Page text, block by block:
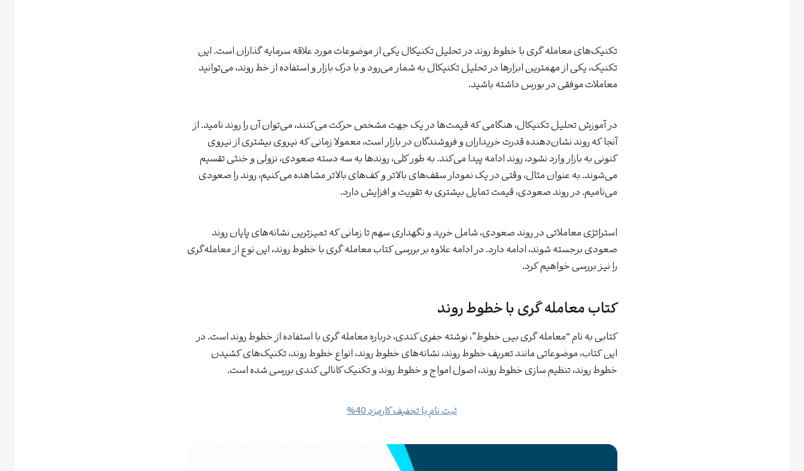
تکنیک‌های معامله گری با خطوط روند در تحلیل تکنیکال یکی از موضوعات مورد علاقه سرمایه گذاران است. این
تکنیک، یکی از مهمترین ابزارها در تحلیل تکنیکال به شمار می‌رود و با درک بازار و استفاده از خط روند، می‌توانید
معاملات موفقی در بورس داشته باشید.
در آموزش تحلیل تکنیکال، هنگامی که قیمت‌ها در یک جهت مشخص حرکت می‌کنند، می‌توان آن را روند نامید. از
آنجا که روند نشان‌دهنده قدرت خریداران و فروشندگان در بازار است، معمولا زمانی که نیروی بیشتری از نیروی
کنونی به بازار وارد نشود، روند ادامه پیدا می‌کند. به طور کلی، روندها به سه دسته صعودی، نزولی و خنثی تقسیم
می‌شوند. به عنوان مثال، وقتی در یک نمودار سقف‌های بالاتر و کف‌های بالاتر مشاهده می‌کنیم، روند را صعودی
می‌نامیم. در روند صعودی، قیمت تمایل بیشتری به تقویت و افزایش دارد.
استراتژی معاملاتی در روند صعودی، شامل خرید و نگهداری سهم تا زمانی که تمیزترین نشانه‌های پایان روند
صعودی برجسته شوند، ادامه دارد. در ادامه علاوه بر بررسی کتاب معامله گری با خطوط روند، این نوع از معامله‌گری
را نیز بررسی خواهیم کرد.
کتاب معامله گری با خطوط روند
کتابی به نام “معامله گری بین خطوط”، نوشته جفری کندی، درباره معامله گری با استفاده از خطوط روند است. در
این کتاب، موضوعاتی مانند تعریف خطوط روند، نشانه‌های خطوط روند، انواع خطوط روند، تکنیک‌های کشیدن
خطوط روند، تنظیم سازی خطوط روند، اصول امواج و خطوط روند و تکنیک کانالی کندی بررسی شده است.
ثبت نام با تخفیف کارمزد 40%